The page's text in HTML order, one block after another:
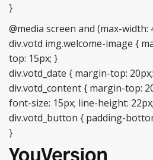
}
@media screen and (max-width:
div.votd img.welcome-image {
top: 15px; }
div.votd_date { margin-top:
div.votd_content { margin-top:
font-size: 15px; line-height:
div.votd_button { padding-
}